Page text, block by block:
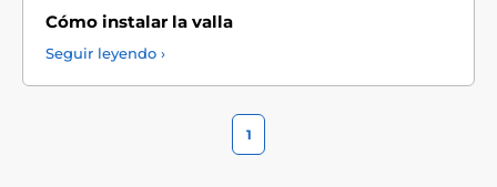
Cómo instalar la valla
Seguir leyendo ›
1